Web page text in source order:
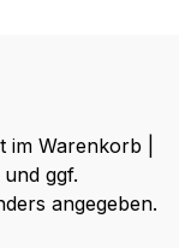
Warenkorb |
und ggf.
angegeben.